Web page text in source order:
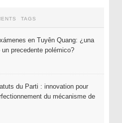
TAGS
en Tuyên Quang: ¿una
precedente polémico?
du Parti : innovation pour
du mécanisme de